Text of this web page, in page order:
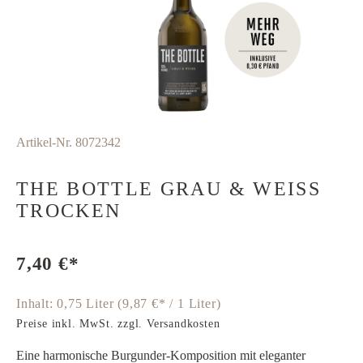
Artikel-Nr. 8072342
THE BOTTLE GRAU & WEISS T
ROCKEN
7,40 €*
Inhalt:0,75 Liter(9,87 €* / 1 Liter)
Preise inkl. MwSt. zzgl. Versandkosten
Eine harmonische Burgunder-Komposition mit eleganter